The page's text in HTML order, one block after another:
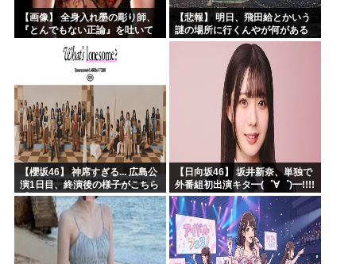
【画像】 全身入れ墨の彫り師、
『とんでもない正論』を吐いて
【悲報】 明日、飛田給とかいう
謎の場所に行くんやが何がある
んや????・・・・・・・・・
【櫻坂46】 神席すぎる... 広島公
演1日目、終演後の様子がこちら
【全国ツアー2026 What’s
lonesome?】
【日向坂46】 坂井新奈、単独で
外番組初出演キタ━(゜∀゜)━!!!!